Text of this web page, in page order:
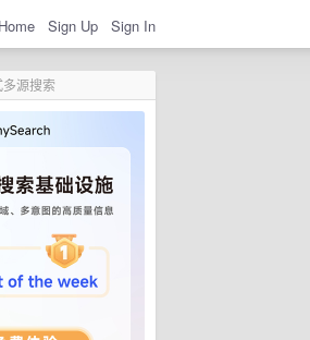
Home Sign Up Sign In
源搜索